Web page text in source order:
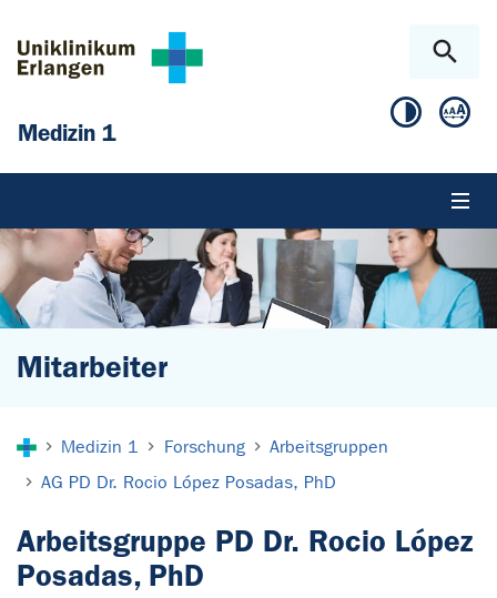
Medizin 1
Mitarbeiter
Medizin 1 Forschung
Arbeitsgruppen
AG PD Dr. Rocio López Posadas, PhD
Arbeitsgruppe PD Dr. Rocio López
Posadas, PhD